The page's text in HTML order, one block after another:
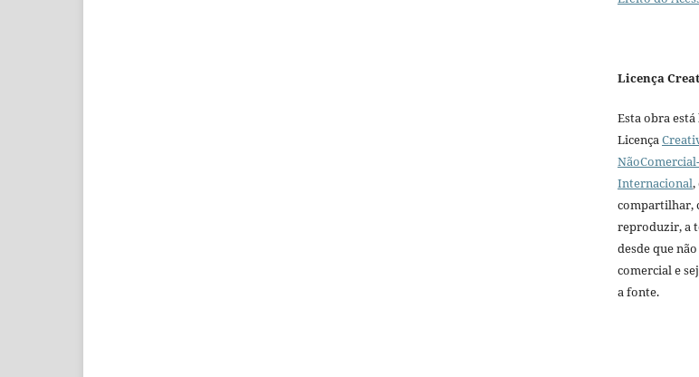
Licença
Esta obra
Licença
Internacional,
compartilhar,
reproduzir, a
desde que
comercial e
a fonte.